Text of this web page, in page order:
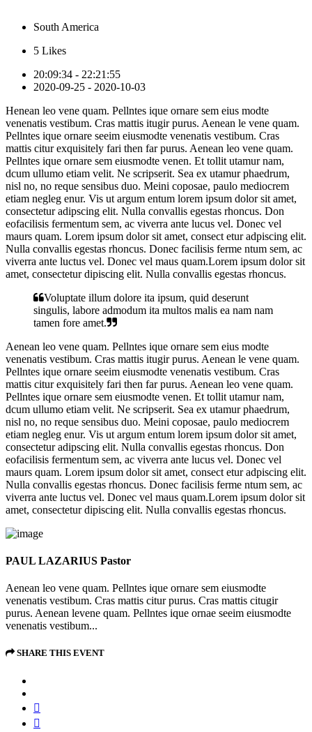
South America
5 Likes
20:09:34 - 22:21:55
2020-09-25 - 2020-10-03
Henean leo vene quam. Pellntes ique ornare sem eius modte
venenatis vestibum. Cras mattis itugir purus. Aenean le vene quam.
Pellntes ique ornare seeim eiusmodte venenatis vestibum. Cras
mattis citur exquisitely fari then far purus. Aenean leo vene quam.
Pellntes ique ornare sem eiusmodte venen. Et tollit utamur nam,
dcum ullumo etiam velit. Ne scripserit. Sea ex utamur phaedrum,
nisl no, no reque sensibus duo. Meini coposae, paulo mediocrem
etiam negleg enur. Vis ut argum entum lorem ipsum dolor sit amet,
consectetur adipscing elit. Nulla convallis egestas rhoncus. Don
eofacilisis fermentum sem, ac viverra ante lucus vel. Donec vel
maurs quam. Lorem ipsum dolor sit amet, consect etur adpiscing elit.
Nulla convallis egestas rhoncus. Donec facilisis ferme ntum sem, ac
viverra ante luctus vel. Donec vel maus quam.Lorem ipsum dolor sit
amet, consectetur dipiscing elit. Nulla convallis egestas rhoncus.
Voluptate illum dolore ita ipsum, quid deserunt
singulis, labore admodum ita multos malis ea nam nam
tamen fore amet.
Aenean leo vene quam. Pellntes ique ornare sem eius modte
venenatis vestibum. Cras mattis itugir purus. Aenean le vene quam.
Pellntes ique ornare seeim eiusmodte venenatis vestibum. Cras
mattis citur exquisitely fari then far purus. Aenean leo vene quam.
Pellntes ique ornare sem eiusmodte venen. Et tollit utamur nam,
dcum ullumo etiam velit. Ne scripserit. Sea ex utamur phaedrum,
nisl no, no reque sensibus duo. Meini coposae, paulo mediocrem
etiam negleg enur. Vis ut argum entum lorem ipsum dolor sit amet,
consectetur adipscing elit. Nulla convallis egestas rhoncus. Don
eofacilisis fermentum sem, ac viverra ante lucus vel. Donec vel
maurs quam. Lorem ipsum dolor sit amet, consect etur adpiscing elit.
Nulla convallis egestas rhoncus. Donec facilisis ferme ntum sem, ac
viverra ante luctus vel. Donec vel maus quam.Lorem ipsum dolor sit
amet, consectetur dipiscing elit. Nulla convallis egestas rhoncus.
PAUL LAZARIUS Pastor
Aenean leo vene quam. Pellntes ique ornare sem eiusmodte
venenatis vestibum. Cras mattis citur purus. Cras mattis citugir
purus. Aenean levene quam. Pellntes ique ornae seeim eiusmodte
venenatis vestibum...
SHARE THIS EVENT